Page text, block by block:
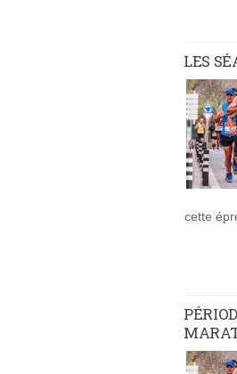
LES
cette